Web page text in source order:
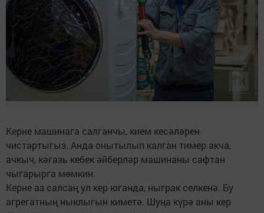
Керне машинага салганчы, кием кесәләрен
чистартыгыз. Анда онытылып калган тимер акча,
ачкыч, кәгазь кебек әйберләр машинаны сафтан
чыгарырга мөмкин.
Керне аз салсаң ул кер юганда, ныграк селкенә. Бу
агрегатның ныклыгын киметә. Шуңа күрә аны кер